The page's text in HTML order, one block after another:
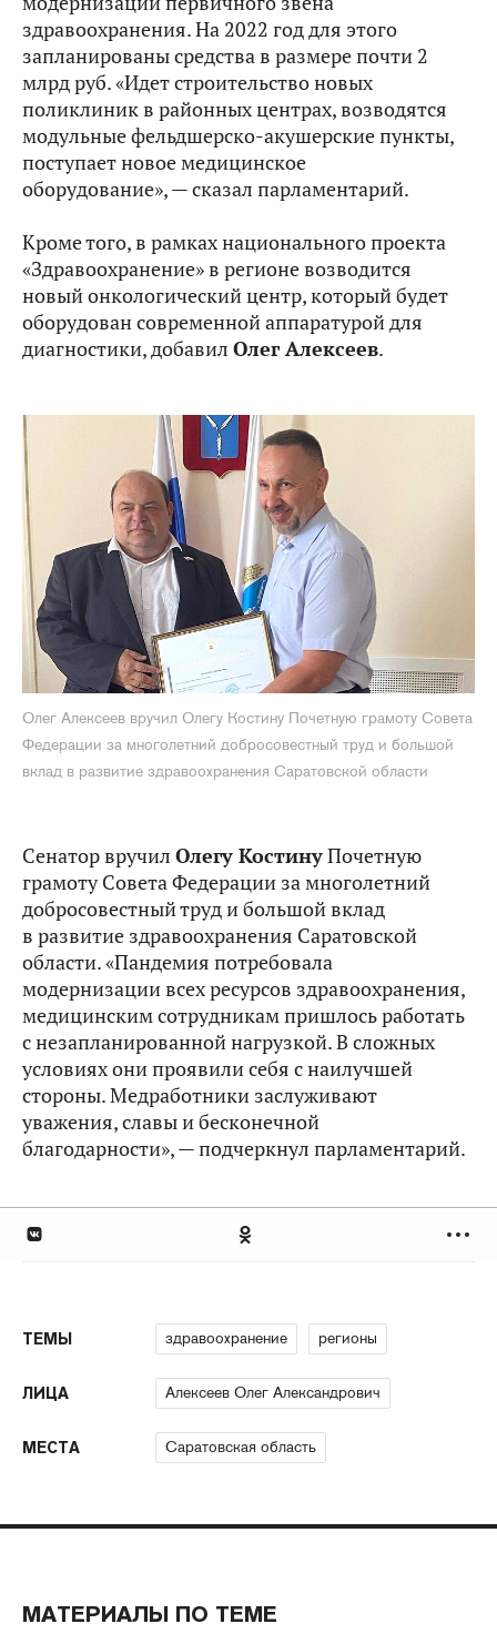
здравоохранения. На 2022 год для этого
запланированы средства в размере почти 2
млрд руб. «Идет строительство новых
поликлиник в районных центрах, возводятся
модульные фельдшерско-акушерские пункты,
поступает новое медицинское
оборудование», — сказал парламентарий.
Кроме того, в рамках национального проекта
«Здравоохранение» в регионе возводится
новый онкологический центр, который будет
оборудован современной аппаратурой для
диагностики, добавил Олег Алексеев.
Олег Алексеев вручил Олегу Костину Почетную грамоту Совета
Федерации за многолетний добросовестный труд и большой
вклад в развитие здравоохранения Саратовской области
Сенатор вручил Олегу КостинуПочетную
грамоту Совета Федерации за многолетний
добросовестный труд и большой вклад
в развитие здравоохранения Саратовской
области. «Пандемия потребовала
модернизации всех ресурсов здравоохранения,
медицинским сотрудникам пришлось работать
с незапланированной нагрузкой. В сложных
условиях они проявили себя с наилучшей
стороны. Медработники заслуживают
уважения, славы и бесконечной
благодарности», — подчеркнул парламентарий.
ТЕМЫ здравоохранение регионы
ЛИЦА Алексеев Олег Александрович
МЕСТА Саратовская область
МАТЕРИАЛЫ ПО ТЕМЕ